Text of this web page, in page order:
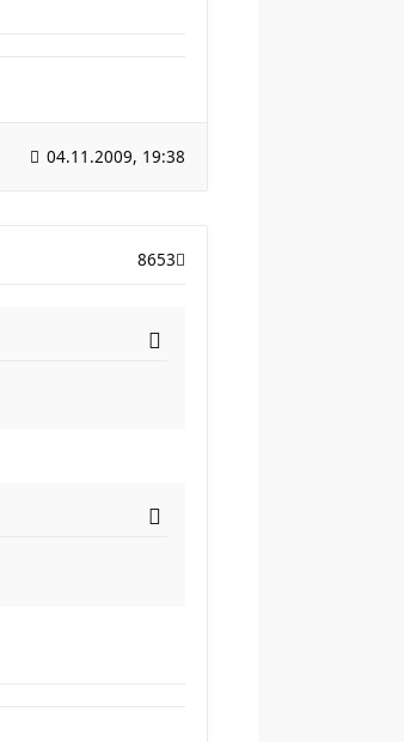
04.11.2009, 19:38
8653